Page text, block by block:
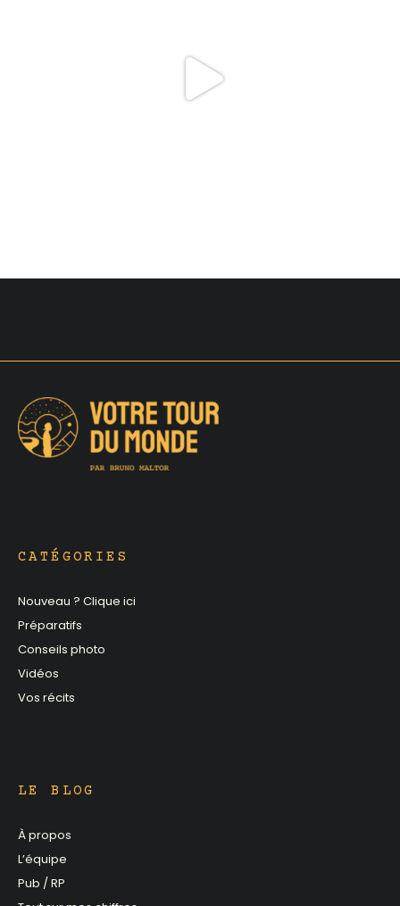
CATÉGORIES
Nouveau ? Clique ici
Préparatifs
Conseils photo
Vidéos
Vos récits
LE BLOG
À propos
L’équipe
Pub / RP